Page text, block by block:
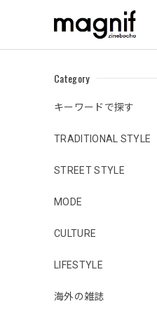
Category
キーワードで探す
TRADITIONAL STYLE
STREET STYLE
MODE
CULTURE
LIFESTYLE
海外の雑誌